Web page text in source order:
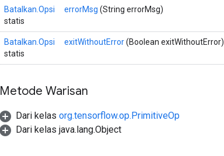
Batalkan.Opsi
statis
errorMsg (String errorMsg)
Batalkan.Opsi
statis
exitWithoutError(Boolean exitWithoutError)
Metode Warisan
Dari kelas org.tensorflow.op.PrimitiveOp
Dari kelas java.lang.Object